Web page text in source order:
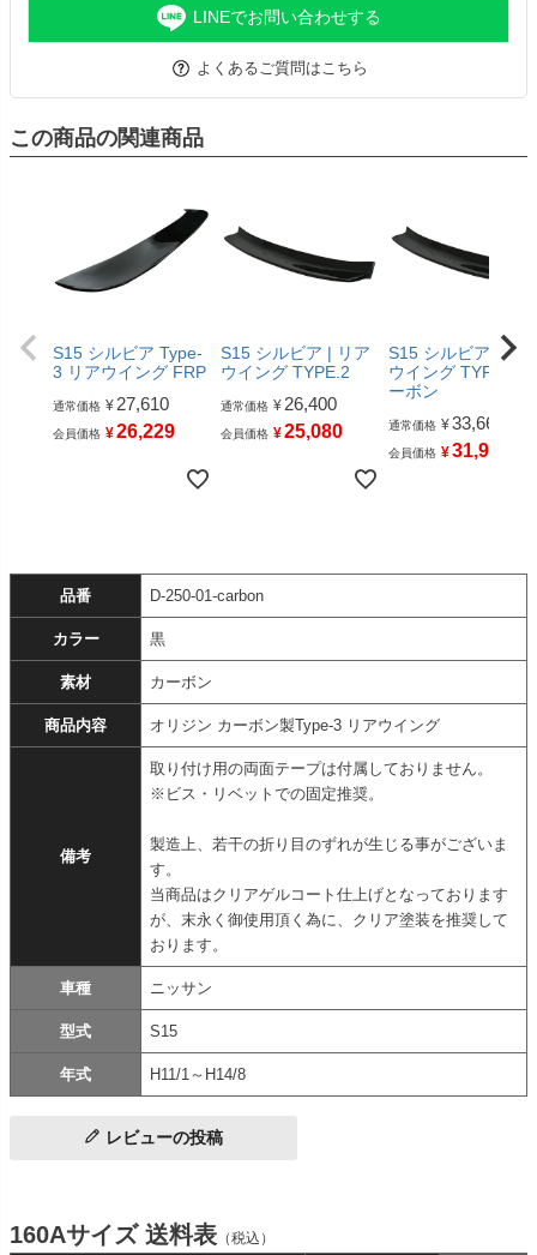
LINEでお問い合わせする
よくあるご質問はこちら
この商品の関連商品
S15 シルビア Type-
3 リアウイング FRP
通常価格 ¥ 27,610
会員価格 ¥26,229
S15 シルビア | リア
ウイング TYPE.2
通常価格 ¥ 26,400
会員価格 ¥25,080
S15 シルビア | リア
ウイング TYPE.2
ーボン
通常価格 ¥33,660
会員価格 ¥31,977
品番 D-250-01-carbon
カラー 黒
素材 カーボン
商品内容 オリジン カーボン製Type-3 リアウイング
備考
取り付け用の両面テープは付属しておりません。
※ビス・リベットでの固定推奨。
製造上、若干の折り目のずれが生じる事がございま
す。
当商品はクリアゲルコート仕上げとなっております
が、末永く御使用頂く為に、クリア塗装を推奨して
おります。
車種 ニッサン
型式 S15
年式 H11/1～H14/8
レビューの投稿
160Aサイズ 送料表 （税込）